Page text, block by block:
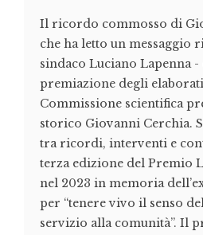
Il ricordo commosso di
che ha letto un messaggio
sindaco Luciano Lapenna -
premiazione degli
Commissione scientifica
storico Giovanni Cerchia.
tra ricordi, interventi e
terza edizione del Premio
nel 2023 in memoria
per “tenere vivo il senso
servizio alla comunità”. Il